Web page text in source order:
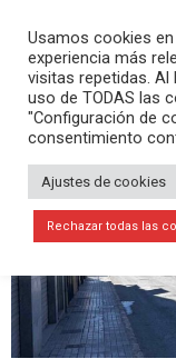
Usamos cookies
experiencia más
visitas repetidas. Al
uso de TODAS las
"Configuración de
consentimiento
Ajustes de cookies
Rechazar todas las